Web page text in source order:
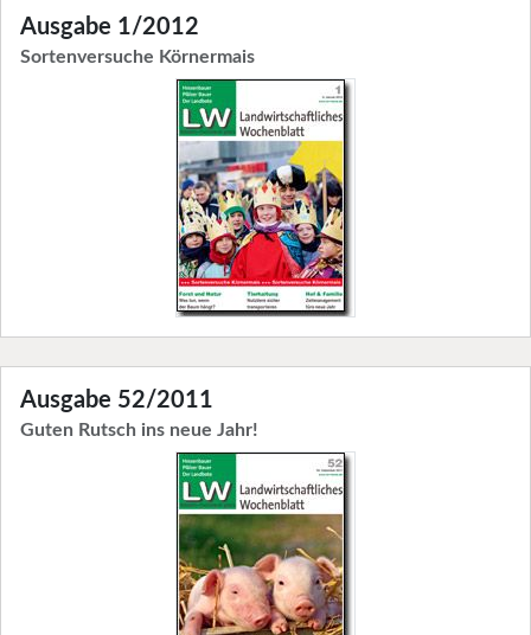
Ausgabe 1/2012
Sortenversuche Körnermais
Ausgabe 52/2011
Guten Rutsch ins neue Jahr!